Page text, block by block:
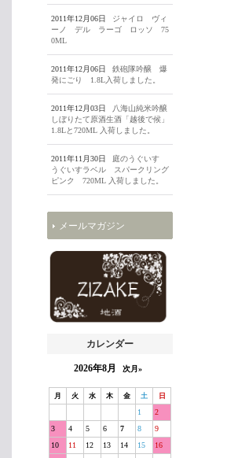
2011年12月06日
ジャイロ ヴィ
ーノ デル ラーゴ ロッソ 75
0ML
2011年12月06日
鉄砲隊吟醸 爆
発にごり 1.8L入荷しました。
2011年12月03日
八海山純米吟醸
しぼりたて原酒生酒「越後で候」
1.8Lと720ML 入荷しました。
2011年11月30日
庭のうぐいす
うぐいすラベル スパークリング
ピンク 720ML 入荷しました。
メールマガジン
カレンダー
2026年8月 次月»
月 火 水 木 金 土 日
1
2
3
4 5 6 7 8
9
10
11 12 13 14 15
16